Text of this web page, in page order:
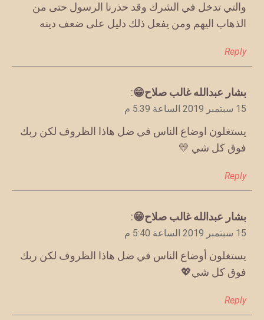
والتي تدخل في الشرك وقد حذرنا الرسول حتى من
الذهاب اليهم ومن يفعل ذلك دليل على ضعف دينه
Reply
يقول
بشار عبدالله غالب صلاح😁:
15 سبتمبر 2019 الساعة 5:39 م
يستغلون اوضاع الناس في ضل هاذا الظروف لكن ربك
فوق كل شي 💛
Reply
يقول
بشار عبدالله غالب صلاح😁:
15 سبتمبر 2019 الساعة 5:40 م
يستغلون أوضاع الناس في ضل هاذا الظروف لكن ربك
فوق كل شي💖
Reply